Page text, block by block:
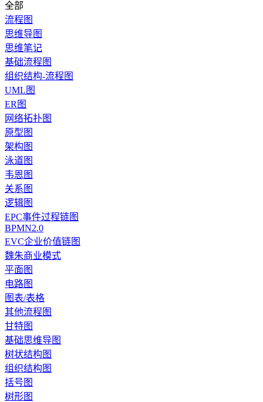
全部
流程图
思维导图
思维笔记
基础流程图
组织结构-流程图
UML图
ER图
网络拓扑图
原型图
架构图
泳道图
韦恩图
关系图
逻辑图
EPC事件过程链图
BPMN2.0
EVC企业价值链图
魏朱商业模式
平面图
电路图
图表/表格
其他流程图
甘特图
基础思维导图
树状结构图
组织结构图
括号图
树形图